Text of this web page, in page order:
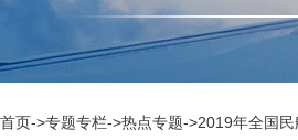
首页->专题专栏->热点专题->2019年全国